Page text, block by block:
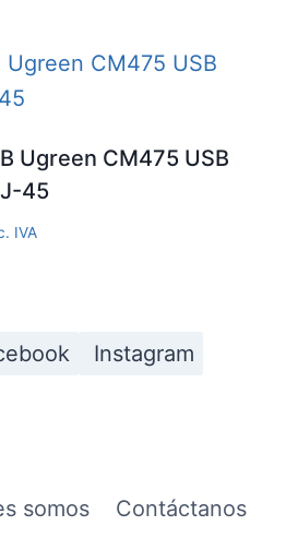
Ugreen CM475 USB
45
IVA
Instagram
somos Contáctanos